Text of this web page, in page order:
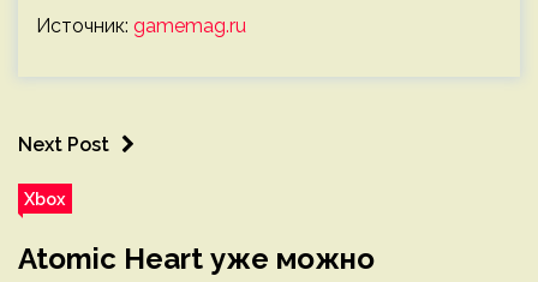
Источник: gamemag.ru
Next Post
Xbox
Atomic Heart уже можно